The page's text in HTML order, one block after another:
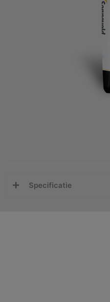
Specificatie